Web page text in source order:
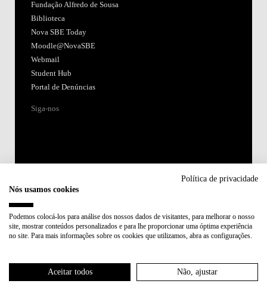
Fundação Alfredo de Sousa
Biblioteca
Nova SBE Today
Moodle@NovaSBE
Webmail
Student Hub
Portal de Denúncias
Siga-nos
Membro de:
Política de privacidade
Nós usamos cookies
Podemos colocá-los para análise dos nossos dados de visitantes, para melhorar o nosso
site, mostrar conteúdos personalizados e para lhe proporcionar uma óptima experiência
no site. Para mais informações sobre os cookies que utilizamos, abra as configurações.
Aceitar todos Não, ajustar